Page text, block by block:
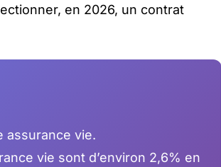
en 2026, un contrat
assurance vie.
vie sont d’environ 2,6% en